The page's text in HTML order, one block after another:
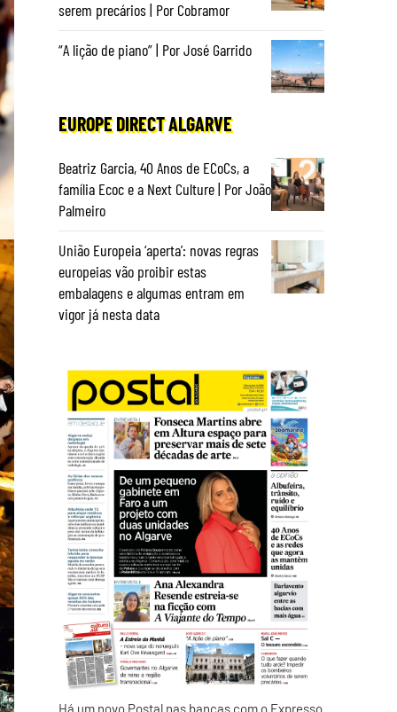
serem precários | Por Cobramor
“A lição de piano” | Por José Garrido
EUROPE DIRECT ALGARVE
Beatriz Garcia, 40 Anos de ECoCs, a
família Ecoc e a Next Culture | Por João
Palmeiro
União Europeia ‘aperta’: novas regras
europeias vão proibir estas
embalagens e algumas entram em
vigor já nesta data